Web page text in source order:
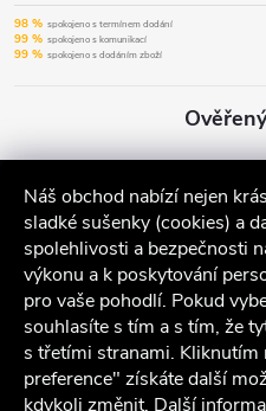
Náš obchod nabízí nejen
sladké sušenky (cookies) a
spolehlivosti a bezpečnosti
výkonu a k poskytování
pro vaše pohodlí. Pokud
souhlasíte s tím a s tím, že
s třetími stranami. Kliknutím
preference" získáte další
kdykoli změnit. Další
98 % spokojeno s termínem dodání
99 % spokojeno s komunikací
99 % spokojeno s dodáním zboží